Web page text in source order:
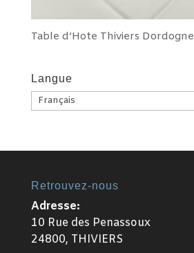
Table d’Hote Thiviers Dordogne
Langue
Langue
Retrouvez-nous
Adresse:
10 Rue des Penassoux
24800, THIVIERS